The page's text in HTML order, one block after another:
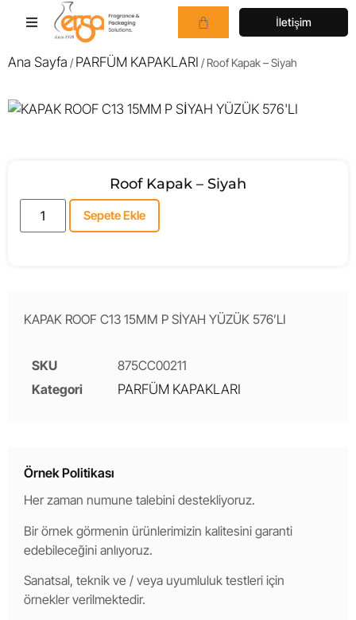
İletişim
Ana Sayfa /PARFÜM KAPAKLARI / Roof Kapak – Siyah
Roof Kapak – Siyah
Sepete Ekle
KAPAK ROOF C13 15MM P SİYAH YÜZÜK 576’LI
SKU
875CC00211
Kategori
PARFÜM KAPAKLARI
Örnek Politikası
Her zaman numune talebini destekliyoruz.
Bir örnek görmenin ürünlerimizin kalitesini garanti
edebileceğini anlıyoruz.
Sanatsal, teknik ve / veya uyumluluk testleri için
örnekler verilmektedir.